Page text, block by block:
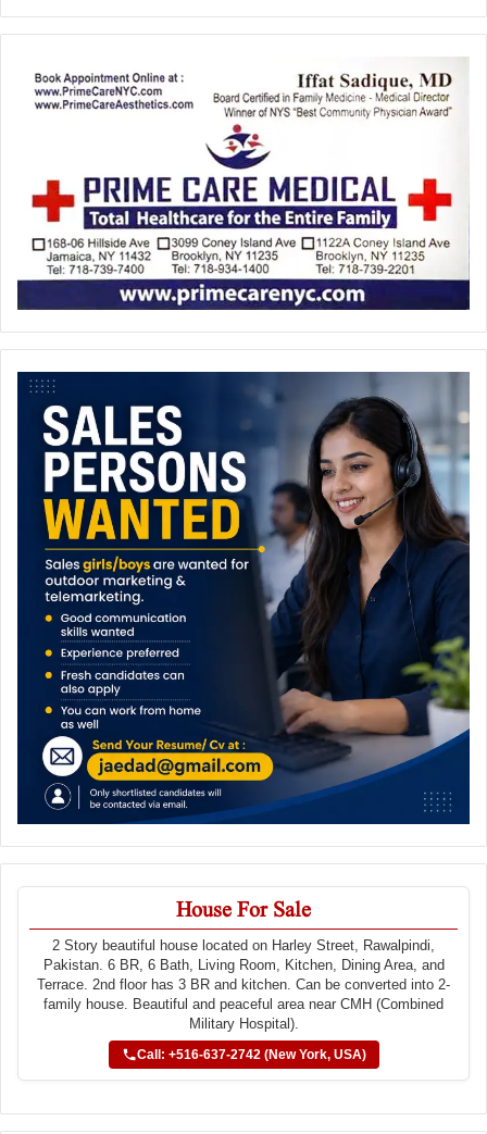
House For Sale
2 Story beautiful house located on Harley Street, Rawalpindi,
Pakistan. 6 BR, 6 Bath, Living Room, Kitchen, Dining Area, and
Terrace. 2nd floor has 3 BR and kitchen. Can be converted into 2-
family house. Beautiful and peaceful area near CMH (Combined
Military Hospital).
Call: +516-637-2742 (New York, USA)